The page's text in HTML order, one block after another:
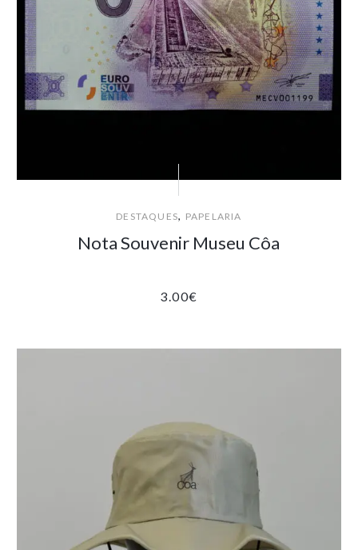
DESTAQUES, PAPELARIA
Nota Souvenir Museu Côa
3.00€